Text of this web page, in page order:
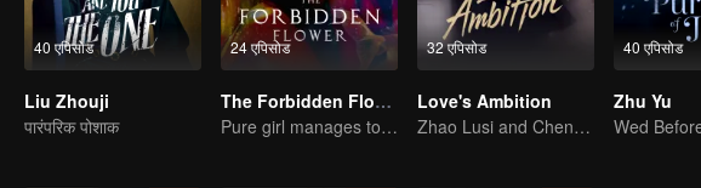
40 एपिसोड
Liu Zhouji
पारंपरिक पोशाक
24 एपिसोड
The Forbidden Flower
Pure girl manages to move the handsome boy
32 एपिसोड
Love's Ambition
Zhao Lusi and Chen Weiting's True Love Hypothesis
40 एपिसोड
Zhu Yu